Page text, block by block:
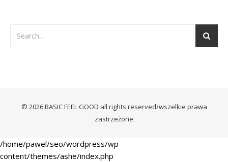
© 2026 BASIC FEEL GOOD all rights reserved/wszelkie prawa
zastrzeżone
/home/pawel/seo/wordpress/wp-
content/themes/ashe/index.php